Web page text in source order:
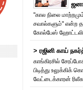
"கால நிலை
சவால்களும்" என்ற
கோல்பேஸ்
> ரஜினி காய்
காங்கிரசில்
பிடித்து உலுக்கிக்
வேட்டைக்காரன்